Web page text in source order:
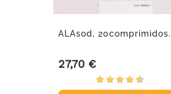
ALAsod, 20comprimidos.
Precio
27,70 €